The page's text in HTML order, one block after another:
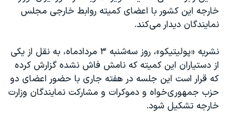
دادگاه حمید نوری
قانون شفافیت دارائی کادر رهبری ایران
اعتراضات مردمی آبان ۹۸
اسرائیل در جنگ
نرگس محمدی برنده جایزه نوبل صلح
خارجه این کشور با اعضای کمیته روابط خارجی مجلس
نمایندگان دیدار می‌کند.
نشریه «پولیتیکو»، روز سه‌شنبه ۳ مردادماه، به نقل از یکی
از دستیاران این کمیته که نامش فاش نشده گزارش کرده
که قرار است این جلسه در هفته جاری با حضور اعضای دو
حزب جمهوری‌خواه و دموکرات و مشارکت نمایندگان وزارت
خارجه تشکیل شود.